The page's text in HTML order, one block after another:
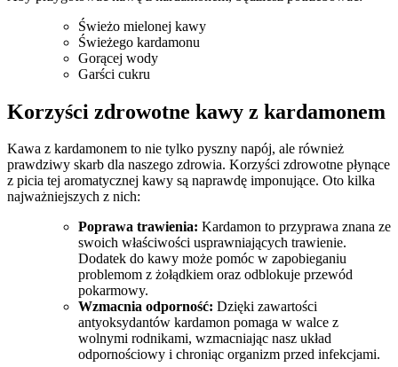
Świeżo mielonej kawy
Świeżego kardamonu
Gorącej wody
Garści cukru
Korzyści zdrowotne kawy z kardamonem
Kawa z kardamonem ⁤to nie tylko‍ pyszny napój, ale również⁤
prawdziwy skarb dla naszego zdrowia. Korzyści zdrowotne płynące⁢
z ⁤picia ⁢tej aromatycznej kawy są naprawdę​ imponujące. Oto kilka
najważniejszych z nich:
Poprawa trawienia: Kardamon⁢ to przyprawa znana ze
swoich właściwości usprawniających trawienie.
Dodatek do kawy​ może pomóc w ‍zapobieganiu
problemom‌ z ​żołądkiem‌ oraz odblokuje przewód
pokarmowy.
Wzmacnia odporność: Dzięki zawartości
antyoksydantów kardamon pomaga ‌w walce z
‌wolnymi rodnikami,​ wzmacniając nasz układ⁤
odpornościowy ‍i⁤ chroniąc organizm przed infekcjami.